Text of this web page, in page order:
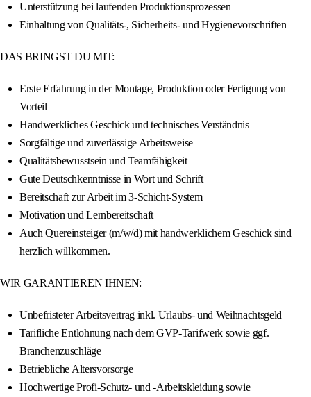
Unterstützung bei laufenden Produktionsprozessen
Einhaltung von Qualitäts-, Sicherheits- und Hygienevorschriften
DAS BRINGST DU MIT:
Erste Erfahrung in der Montage, Produktion oder Fertigung von
Vorteil
Handwerkliches Geschick und technisches Verständnis
Sorgfältige und zuverlässige Arbeitsweise
Qualitätsbewusstsein und Teamfähigkeit
Gute Deutschkenntnisse in Wort und Schrift
Bereitschaft zur Arbeit im 3-Schicht-System
Motivation und Lernbereitschaft
Auch Quereinsteiger (m/w/d) mit handwerklichem Geschick sind
herzlich willkommen.
WIR GARANTIEREN IHNEN:
Unbefristeter Arbeitsvertrag inkl. Urlaubs- und Weihnachtsgeld
Tarifliche Entlohnung nach dem GVP-Tarifwerk sowie ggf.
Branchenzuschläge
Betriebliche Altersvorsorge
Hochwertige Profi-Schutz- und -Arbeitskleidung sowie